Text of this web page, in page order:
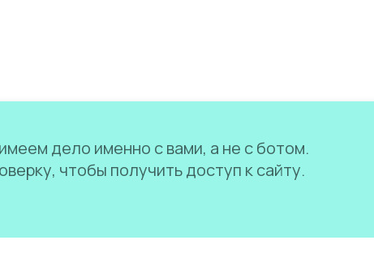
дело именно с вами, а не с ботом.
чтобы получить доступ к сайту.